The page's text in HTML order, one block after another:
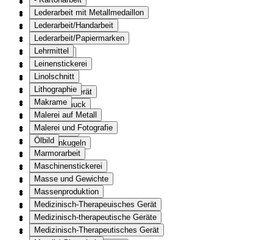
Musikalien
Musikinstrument
Musikkonzert
Muster
Schablone
Nahwaffe
Ofen
Optisches Gerät
Osterschmuck
Paramente
Patenzettel
Pistolenkugeln
Plakat
Schulwandbild
Plakette
Portal
Wachsbild
Post- und Kommunikationswesen
Probeschriften
Lederarbeit mit Metallmedaillon
Lederarbeit/Handarbeit
Lederarbeit/Papiermarken
Lehrmittel
Leinenstickerei
Linolschnitt
Lithographie
Makrame
Malerei auf Metall
Malerei und Fotografie
Ölbild
Marmorarbeit
Maschinenstickerei
Masse und Gewichte
Massenproduktion
Medizinisch-Therapeuisches Gerät
Medizinisch-therapeutische Geräte
Medizinisch-Therapeutisches Gerät